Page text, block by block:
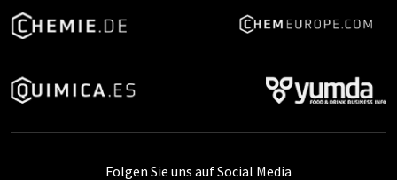
Folgen Sie uns auf Social Media